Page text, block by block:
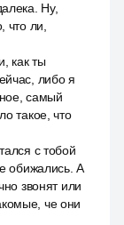
Ну,
что ли,
как ты
либо я
самый
такое, что
с тобой
обижались. А
звонят или
че они